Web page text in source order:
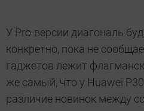
У Pro-версии диагональ
конкретно, пока не
гаджетов лежит
же самый, что у Huawei
различие новинок между